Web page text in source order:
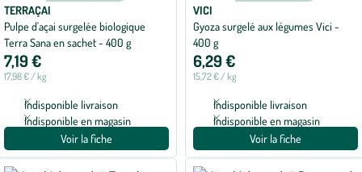
TERRAÇAI
Pulpe d'açai surgelée biologique
Terra Sana en sachet - 400 g
7,19 €
17,98 € / kg
Indisponible livraison
Indisponible en magasin
Voir la fiche
VICI
Gyoza surgelé aux légumes Vici -
400 g
6,29 €
15,72 € / kg
Indisponible livraison
Indisponible en magasin
Voir la fiche